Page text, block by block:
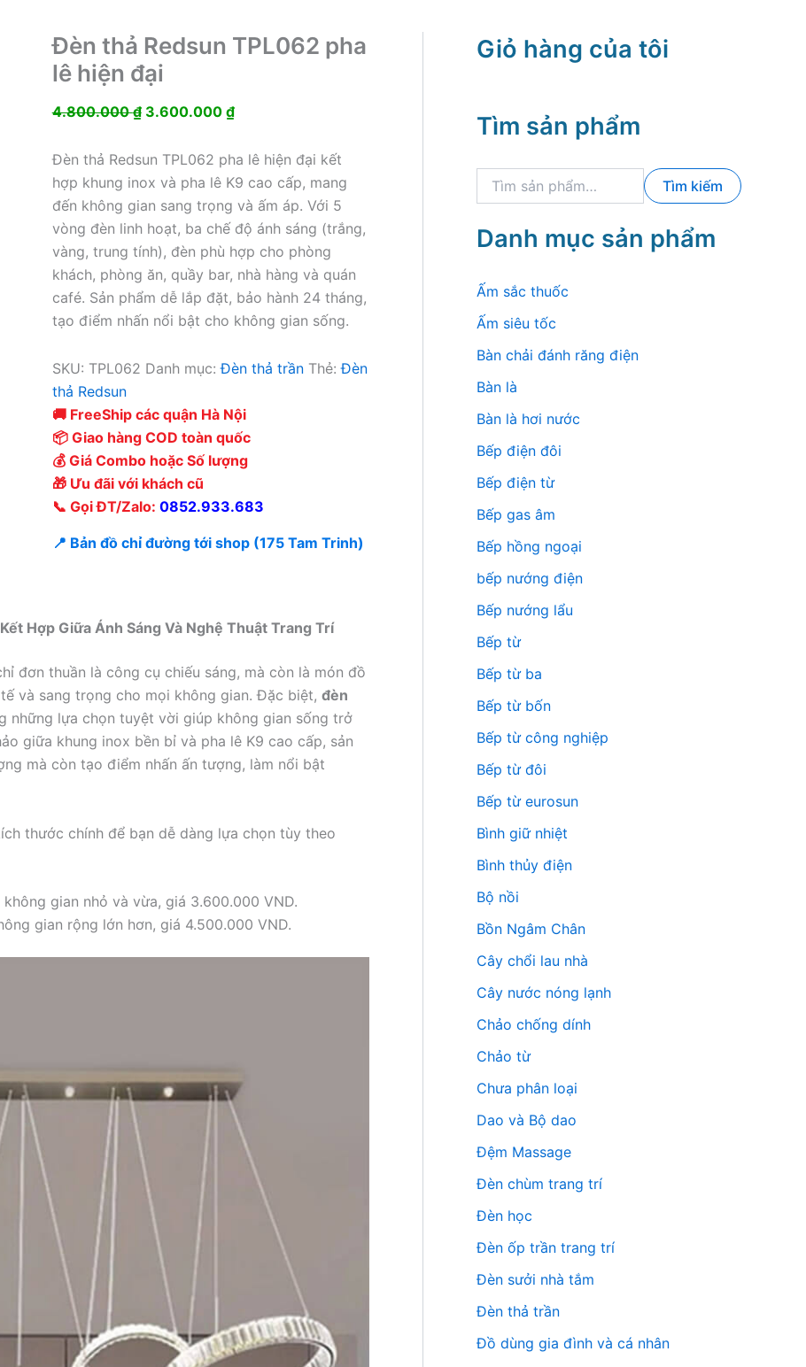
Đèn thả Redsun TPL062 pha
lê hiện đại
4.800.000₫ Giá
là:
4.800.000 ₫.
3.600.000 ₫Giá
tại
là:
3.600.000 ₫.
Đèn thả Redsun TPL062 pha lê hiện đại kết
hợp khung inox và pha lê K9 cao cấp, mang
đến không gian sang trọng và ấm áp. Với 5
vòng đèn linh hoạt, ba chế độ ánh sáng (trắng,
vàng, trung tính), đèn phù hợp cho phòng
khách, phòng ăn, quầy bar, nhà hàng và quán
café. Sản phẩm dễ lắp đặt, bảo hành 24 tháng,
tạo điểm nhấn nổi bật cho không gian sống.
SKU: TPL062 Danh mục:Đèn thả trần Thẻ:Đèn
thả Redsun
🚚 FreeShip các quận Hà Nội
📦 Giao hàng COD toàn quốc
💰 Giá Combo hoặc Số lượng
🎁 Ưu đãi với khách cũ
📞 Gọi ĐT/Zalo: 0852.933.683
📍 Bản đồ chỉ đường tới shop (175 Tam Trinh)
Hợp Giữa Ánh Sáng Và Nghệ Thuật Trang Trí
đơn thuần là công cụ chiếu sáng, mà còn là món đồ
và sang trọng cho mọi không gian. Đặc biệt, đèn
những lựa chọn tuyệt vời giúp không gian sống trở
giữa khung inox bền bỉ và pha lê K9 cao cấp, sản
mà còn tạo điểm nhấn ấn tượng, làm nổi bật
thước chính để bạn dễ dàng lựa chọn tùy theo
không gian nhỏ và vừa, giá 3.600.000 VND.
gian rộng lớn hơn, giá 4.500.000 VND.
Giỏ hàng của tôi
Tìm sản phẩm
k
m
:
Tìm kiếm
Danh mục sản phẩm
Ấm sắc thuốc
Ấm siêu tốc
Bàn chải đánh răng điện
Bàn là
Bàn là hơi nước
Bếp điện đôi
Bếp điện từ
Bếp gas âm
Bếp hồng ngoại
bếp nướng điện
Bếp nướng lẩu
Bếp từ
Bếp từ ba
Bếp từ bốn
Bếp từ công nghiệp
Bếp từ đôi
Bếp từ eurosun
Bình giữ nhiệt
Bình thủy điện
Bộ nồi
Bồn Ngâm Chân
Cây chổi lau nhà
Cây nước nóng lạnh
Chảo chống dính
Chảo từ
Chưa phân loại
Dao và Bộ dao
Đệm Massage
Đèn chùm trang trí
Đèn học
Đèn ốp trần trang trí
Đèn sưởi nhà tắm
Đèn thả trần
Đồ dùng gia đình và cá nhân